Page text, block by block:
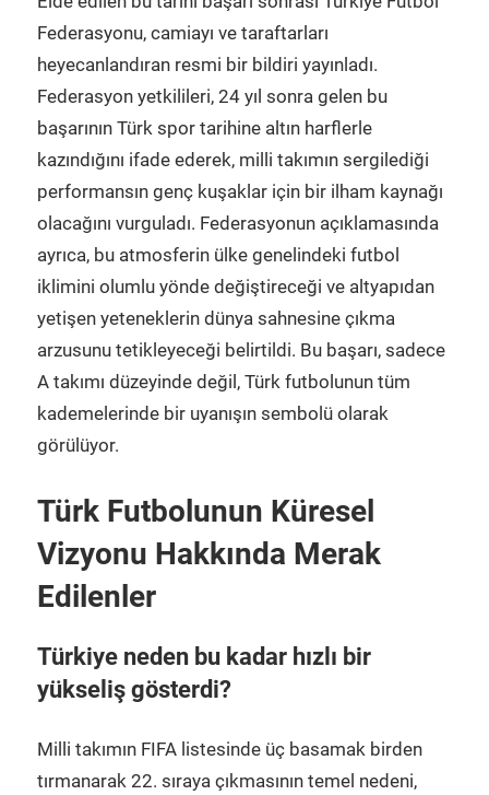
Federasyonu, camiayı ve taraftarları
heyecanlandıran resmi bir bildiri yayınladı.
Federasyon yetkilileri, 24 yıl sonra gelen bu
başarının Türk spor tarihine altın harflerle
kazındığını ifade ederek, milli takımın sergilediği
performansın genç kuşaklar için bir ilham kaynağı
olacağını vurguladı. Federasyonun açıklamasında
ayrıca, bu atmosferin ülke genelindeki futbol
iklimini olumlu yönde değiştireceği ve altyapıdan
yetişen yeteneklerin dünya sahnesine çıkma
arzusunu tetikleyeceği belirtildi. Bu başarı, sadece
A takımı düzeyinde değil, Türk futbolunun tüm
kademelerinde bir uyanışın sembolü olarak
görülüyor.
Türk Futbolunun Küresel
Vizyonu Hakkında Merak
Edilenler
Türkiye neden bu kadar hızlı bir
yükseliş gösterdi?
Milli takımın FIFA listesinde üç basamak birden
tırmanarak 22. sıraya çıkmasının temel nedeni,